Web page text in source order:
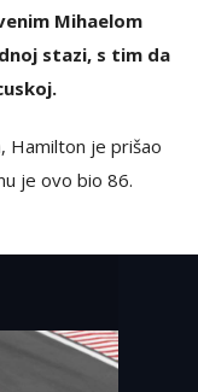
Mihaelom
stazi, s tim da
Hamilton je prišao
je ovo bio 86.